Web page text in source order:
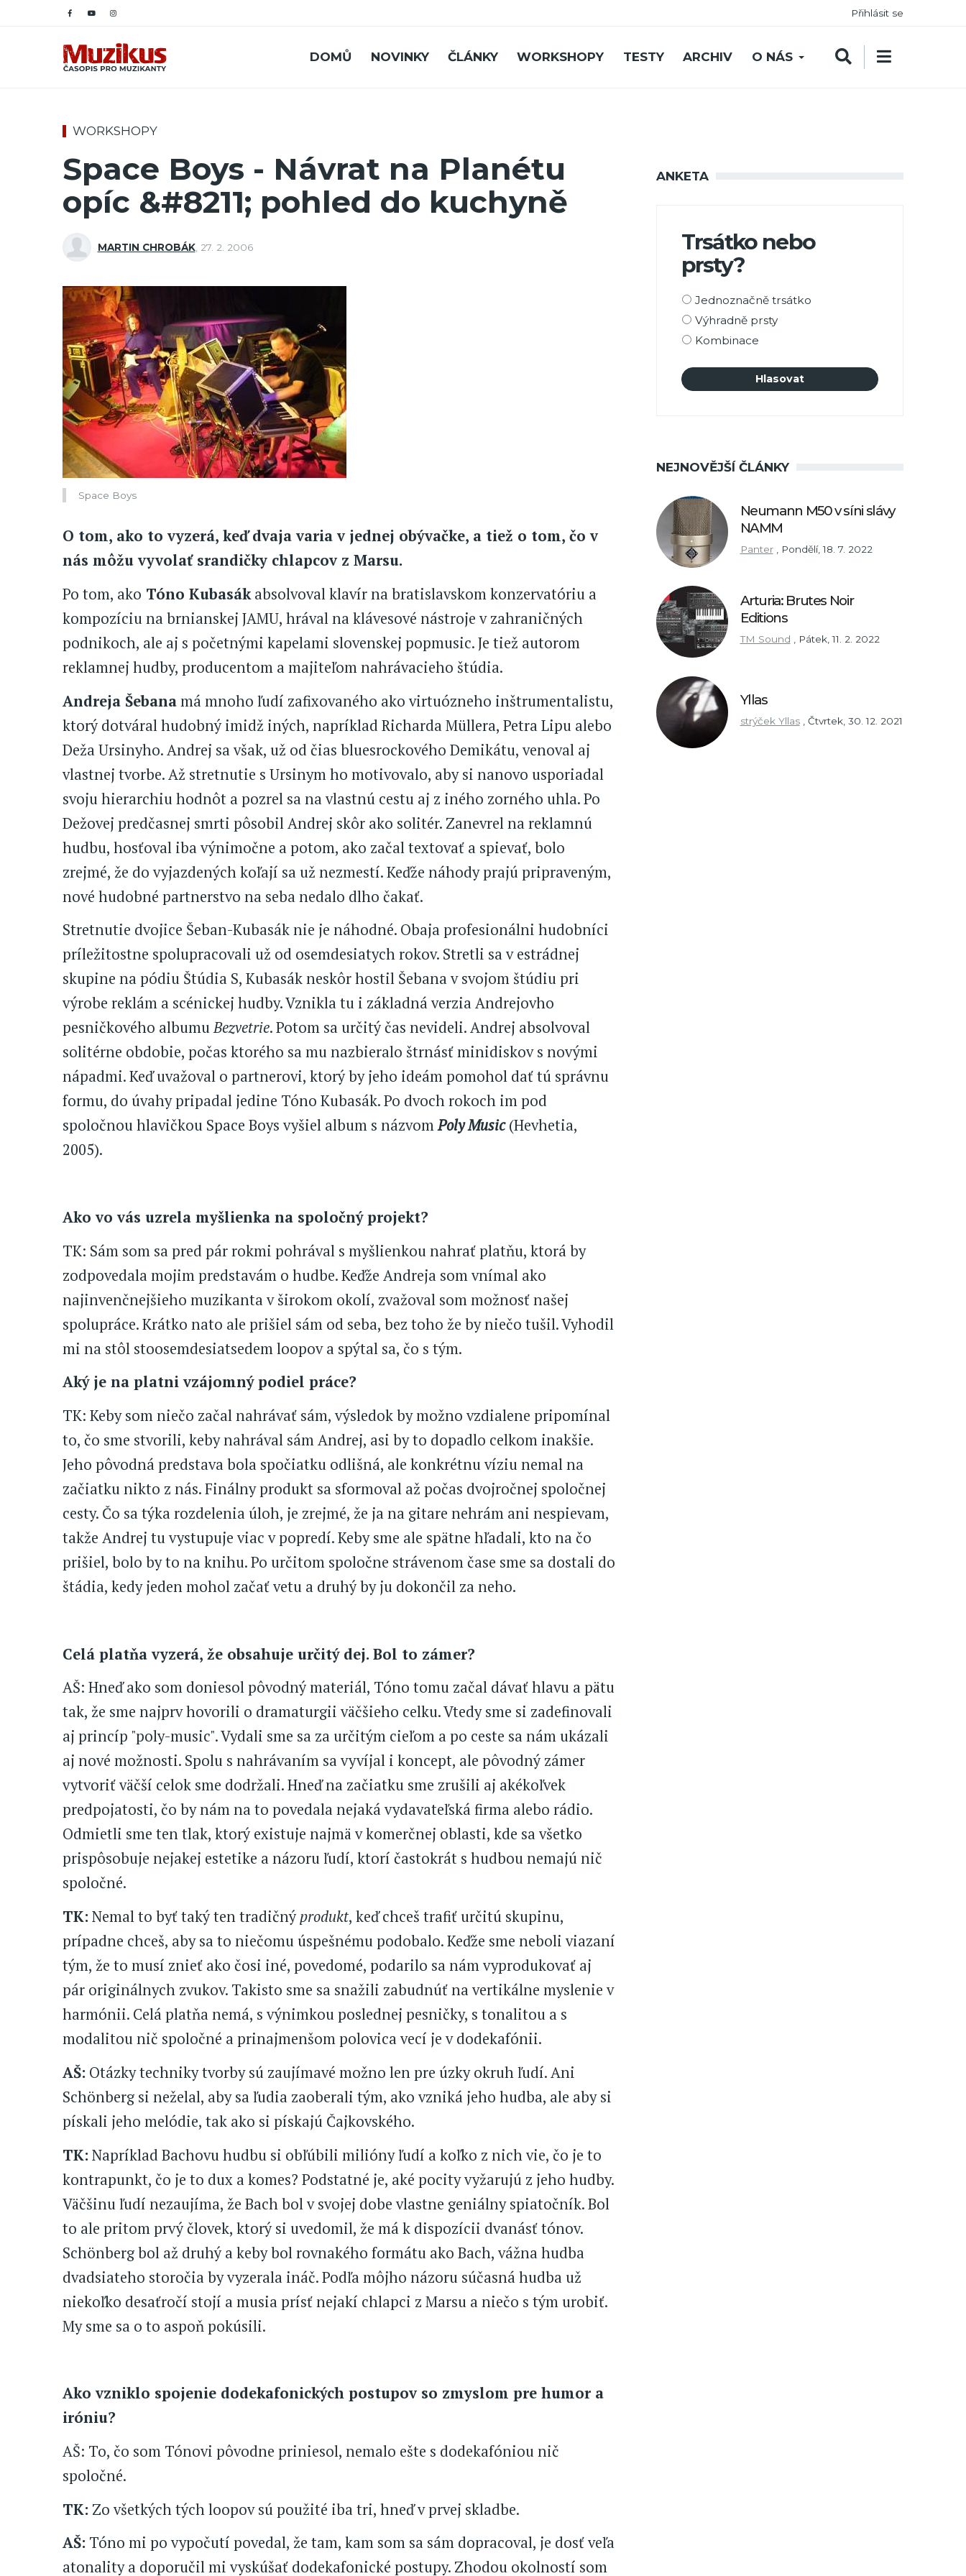
Přihlásit se
DOMŮ NOVINKY ČLÁNKY WORKSHOPY TESTY ARCHIV O NÁS
WORKSHOPY
Space Boys - Návrat na Planétu
opíc &#8211; pohled do kuchyně
MARTIN CHROBÁK, 27. 2. 2006
Space Boys
O tom, ako to vyzerá, keď dvaja varia v jednej obývačke, a tiež o tom, čo v
nás môžu vyvolať srandičky chlapcov z Marsu.
Po tom, ako Tóno Kubasákabsolvoval klavír na bratislavskom konzervatóriu a
kompozíciu na brnianskej JAMU, hrával na klávesové nástroje v zahraničných
podnikoch, ale aj s početnými kapelami slovenskej popmusic. Je tiež autorom
reklamnej hudby, producentom a majiteľom nahrávacieho štúdia.
Andreja Šebanamá mnoho ľudí zafixovaného ako virtuózneho inštrumentalistu,
ktorý dotváral hudobný imidž iných, napríklad Richarda Müllera, Petra Lipu alebo
Deža Ursinyho. Andrej sa však, už od čias bluesrockového Demikátu, venoval aj
vlastnej tvorbe. Až stretnutie s Ursinym ho motivovalo, aby si nanovo usporiadal
svoju hierarchiu hodnôt a pozrel sa na vlastnú cestu aj z iného zorného uhla. Po
Dežovej predčasnej smrti pôsobil Andrej skôr ako solitér. Zanevrel na reklamnú
hudbu, hosťoval iba výnimočne a potom, ako začal textovať a spievať, bolo
zrejmé, že do vyjazdených koľají sa už nezmestí. Keďže náhody prajú pripraveným,
nové hudobné partnerstvo na seba nedalo dlho čakať.
Stretnutie dvojice Šeban-Kubasák nie je náhodné. Obaja profesionálni hudobníci
príležitostne spolupracovali už od osemdesiatych rokov. Stretli sa v estrádnej
skupine na pódiu Štúdia S, Kubasák neskôr hostil Šebana v svojom štúdiu pri
výrobe reklám a scénickej hudby. Vznikla tu i základná verzia Andrejovho
pesničkového albumuBezvetrie. Potom sa určitý čas nevideli. Andrej absolvoval
solitérne obdobie, počas ktorého sa mu nazbieralo štrnásť minidiskov s novými
nápadmi. Keď uvažoval o partnerovi, ktorý by jeho ideám pomohol dať tú správnu
formu, do úvahy pripadal jedine Tóno Kubasák. Po dvoch rokoch im pod
spoločnou hlavičkou Space Boys vyšiel album s názvomPoly Music(Hevhetia,
2005).
Ako vo vás uzrela myšlienka na spoločný projekt?
TK: Sám som sa pred pár rokmi pohrával s myšlienkou nahrať platňu, ktorá by
zodpovedala mojim predstavám o hudbe. Keďže Andreja som vnímal ako
najinvenčnejšieho muzikanta v širokom okolí, zvažoval som možnosť našej
spolupráce. Krátko nato ale prišiel sám od seba, bez toho že by niečo tušil. Vyhodil
mi na stôl stoosemdesiatsedem loopov a spýtal sa, čo s tým.
Aký je na platni vzájomný podiel práce?
TK: Keby som niečo začal nahrávať sám, výsledok by možno vzdialene pripomínal
to, čo sme stvorili, keby nahrával sám Andrej, asi by to dopadlo celkom inakšie.
Jeho pôvodná predstava bola spočiatku odlišná, ale konkrétnu víziu nemal na
začiatku nikto z nás. Finálny produkt sa sformoval až počas dvojročnej spoločnej
cesty. Čo sa týka rozdelenia úloh, je zrejmé, že ja na gitare nehrám ani nespievam,
takže Andrej tu vystupuje viac v popredí. Keby sme ale spätne hľadali, kto na čo
prišiel, bolo by to na knihu. Po určitom spoločne strávenom čase sme sa dostali do
štádia, kedy jeden mohol začať vetu a druhý by ju dokončil za neho.
Celá platňa vyzerá, že obsahuje určitý dej. Bol to zámer?
AŠ: Hneď ako som doniesol pôvodný materiál, Tóno tomu začal dávať hlavu a pätu
tak, že sme najprv hovorili o dramaturgii väčšieho celku. Vtedy sme si zadefinovali
aj princíp "poly-music". Vydali sme sa za určitým cieľom a po ceste sa nám ukázali
aj nové možnosti. Spolu s nahrávaním sa vyvíjal i koncept, ale pôvodný zámer
vytvoriť väčší celok sme dodržali. Hneď na začiatku sme zrušili aj akékoľvek
predpojatosti, čo by nám na to povedala nejaká vydavateľská firma alebo rádio.
Odmietli sme ten tlak, ktorý existuje najmä v komerčnej oblasti, kde sa všetko
prispôsobuje nejakej estetike a názoru ľudí, ktorí častokrát s hudbou nemajú nič
spoločné.
TK:Nemal to byť taký ten tradičnýprodukt, keď chceš trafiť určitú skupinu,
prípadne chceš, aby sa to niečomu úspešnému podobalo. Keďže sme neboli viazaní
tým, že to musí znieť ako čosi iné, povedomé, podarilo sa nám vyprodukovať aj
pár originálnych zvukov. Takisto sme sa snažili zabudnúť na vertikálne myslenie v
harmónii. Celá platňa nemá, s výnimkou poslednej pesničky, s tonalitou a s
modalitou nič spoločné a prinajmenšom polovica vecí je v dodekafónii.
AŠ: Otázky techniky tvorby sú zaujímavé možno len pre úzky okruh ľudí. Ani
Schönberg si neželal, aby sa ľudia zaoberali tým, ako vzniká jeho hudba, ale aby si
pískali jeho melódie, tak ako si pískajú Čajkovského.
TK:Napríklad Bachovu hudbu si obľúbili milióny ľudí a koľko z nich vie, čo je to
kontrapunkt, čo je to dux a komes? Podstatné je, aké pocity vyžarujú z jeho hudby.
Väčšinu ľudí nezaujíma, že Bach bol v svojej dobe vlastne geniálny spiatočník. Bol
to ale pritom prvý človek, ktorý si uvedomil, že má k dispozícii dvanásť tónov.
Schönberg bol až druhý a keby bol rovnakého formátu ako Bach, vážna hudba
dvadsiateho storočia by vyzerala ináč. Podľa môjho názoru súčasná hudba už
niekoľko desaťročí stojí a musia prísť nejakí chlapci z Marsu a niečo s tým urobiť.
My sme sa o to aspoň pokúsili.
Ako vzniklo spojenie dodekafonických postupov so zmyslom pre humor a
iróniu?
AŠ: To, čo som Tónovi pôvodne priniesol, nemalo ešte s dodekafóniou nič
spoločné.
TK: Zo všetkých tých loopov sú použité iba tri, hneď v prvej skladbe.
AŠ: Tóno mi po vypočutí povedal, že tam, kam som sa sám dopracoval, je dosť veľa
atonality a doporučil mi vyskúšať dodekafonické postupy. Zhodou okolností som
ANKETA
Trsátko nebo
prsty?
Možnosti
výběru
Jednoznačně trsátko
Výhradně prsty
Kombinace
NEJNOVĚJŠÍ ČLÁNKY
Neumann M50 v síni slávy
NAMM
Panter Pondělí, 18. 7. 2022
Arturia: Brutes Noir
Editions
TM Sound , Pátek, 11. 2. 2022
Yllas
strýček Yllas Čtvrtek, 30. 12. 2021